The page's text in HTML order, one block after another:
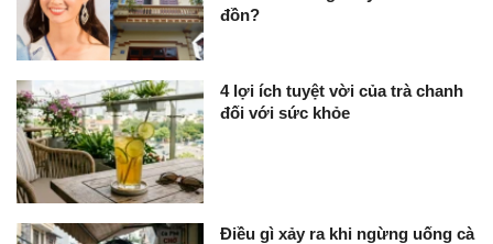
đồn?
4 lợi ích tuyệt vời của trà chanh
đối với sức khỏe
Điều gì xảy ra khi ngừng uống cà